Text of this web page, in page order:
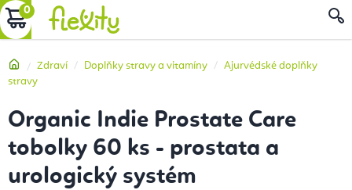
Přejít
na
NÁKUPNÍ
DomůZdraví Doplňky stravy a vitamíny
Ajurvédské doplňky
stravy
Organic Indie Prostate Care
tobolky 60 ks - prostata a
urologický systém